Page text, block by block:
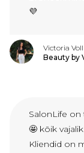
💜
Victoria Voll
Beauty by
SalonLife
🤩 kõik
Kliendid on